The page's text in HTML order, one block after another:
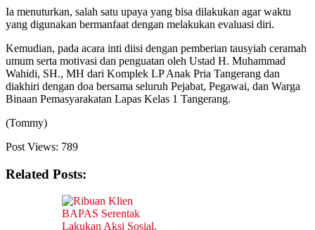
Ia menuturkan, salah satu upaya yang bisa dilakukan agar waktu
yang digunakan bermanfaat dengan melakukan evaluasi diri.
Kemudian, pada acara inti diisi dengan pemberian tausyiah ceramah
umum serta motivasi dan penguatan oleh Ustad H. Muhammad
Wahidi, SH., MH dari Komplek LP Anak Pria Tangerang dan
diakhiri dengan doa bersama seluruh Pejabat, Pegawai, dan Warga
Binaan Pemasyarakatan Lapas Kelas 1 Tangerang.
(Tommy)
Post Views: 789
Related Posts: